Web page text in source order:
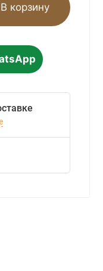
В корзину